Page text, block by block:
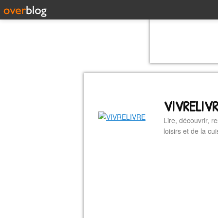
Lire, découvrir,
loisirs et de la